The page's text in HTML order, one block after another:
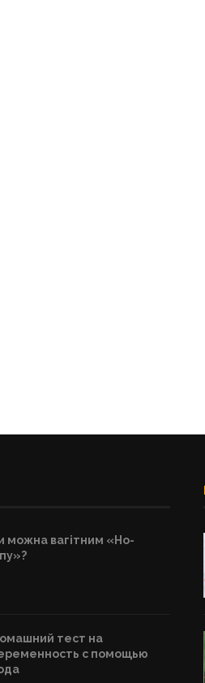
можна вагітним «Но-
тест на
с помощью